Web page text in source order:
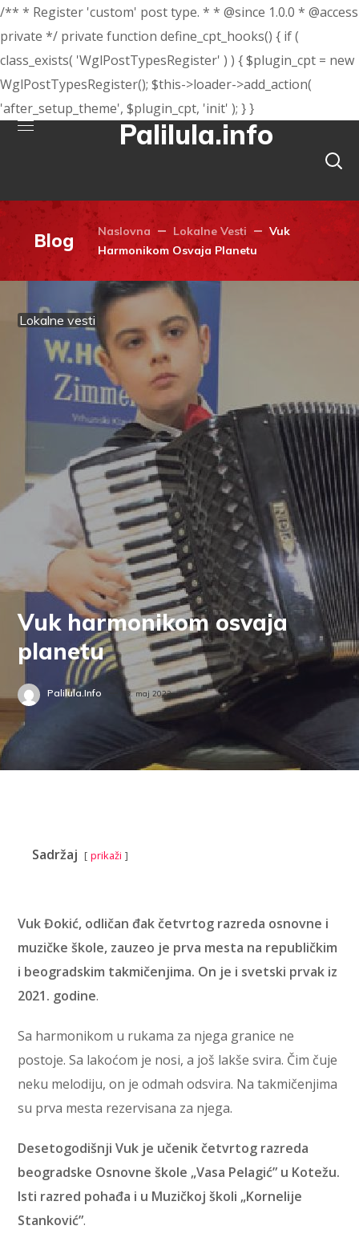
/** * Register 'custom' post type. * * @since 1.0.0 * @access
private */ private function define_cpt_hooks() { if (
class_exists( 'WglPostTypesRegister' ) ) { $plugin_cpt = new
WglPostTypesRegister(); $this->loader->add_action(
'after_setup_theme', $plugin_cpt, 'init' ); } }
Palilula.info
Blog Naslovna Lokalne Vesti
Vuk
Harmonikom Osvaja Planetu
Lokalne vesti
Vuk harmonikom osvaja
planetu
Palilula.info 8. maj 2023.
Sadržaj prikaži
Vuk Đokić, odličan đak četvrtog razreda osnovne i
muzičke škole, zauzeo je prva mesta na republičkim
i beogradskim takmičenjima. On je i svetski prvak iz
2021. godine.
Sa harmonikom u rukama za njega granice ne
postoje. Sa lakoćom je nosi, a još lakše svira. Čim čuje
neku melodiju, on je odmah odsvira. Na takmičenjima
su prva mesta rezervisana za njega.
Desetogodišnji Vuk je učenik četvrtog razreda
beogradske Osnovne škole „Vasa Pelagić” u Kotežu.
Isti razred pohađa i u Muzičkoj školi „Kornelije
Stanković”.